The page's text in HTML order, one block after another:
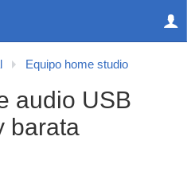
Equipo home studio
audio USB
barata